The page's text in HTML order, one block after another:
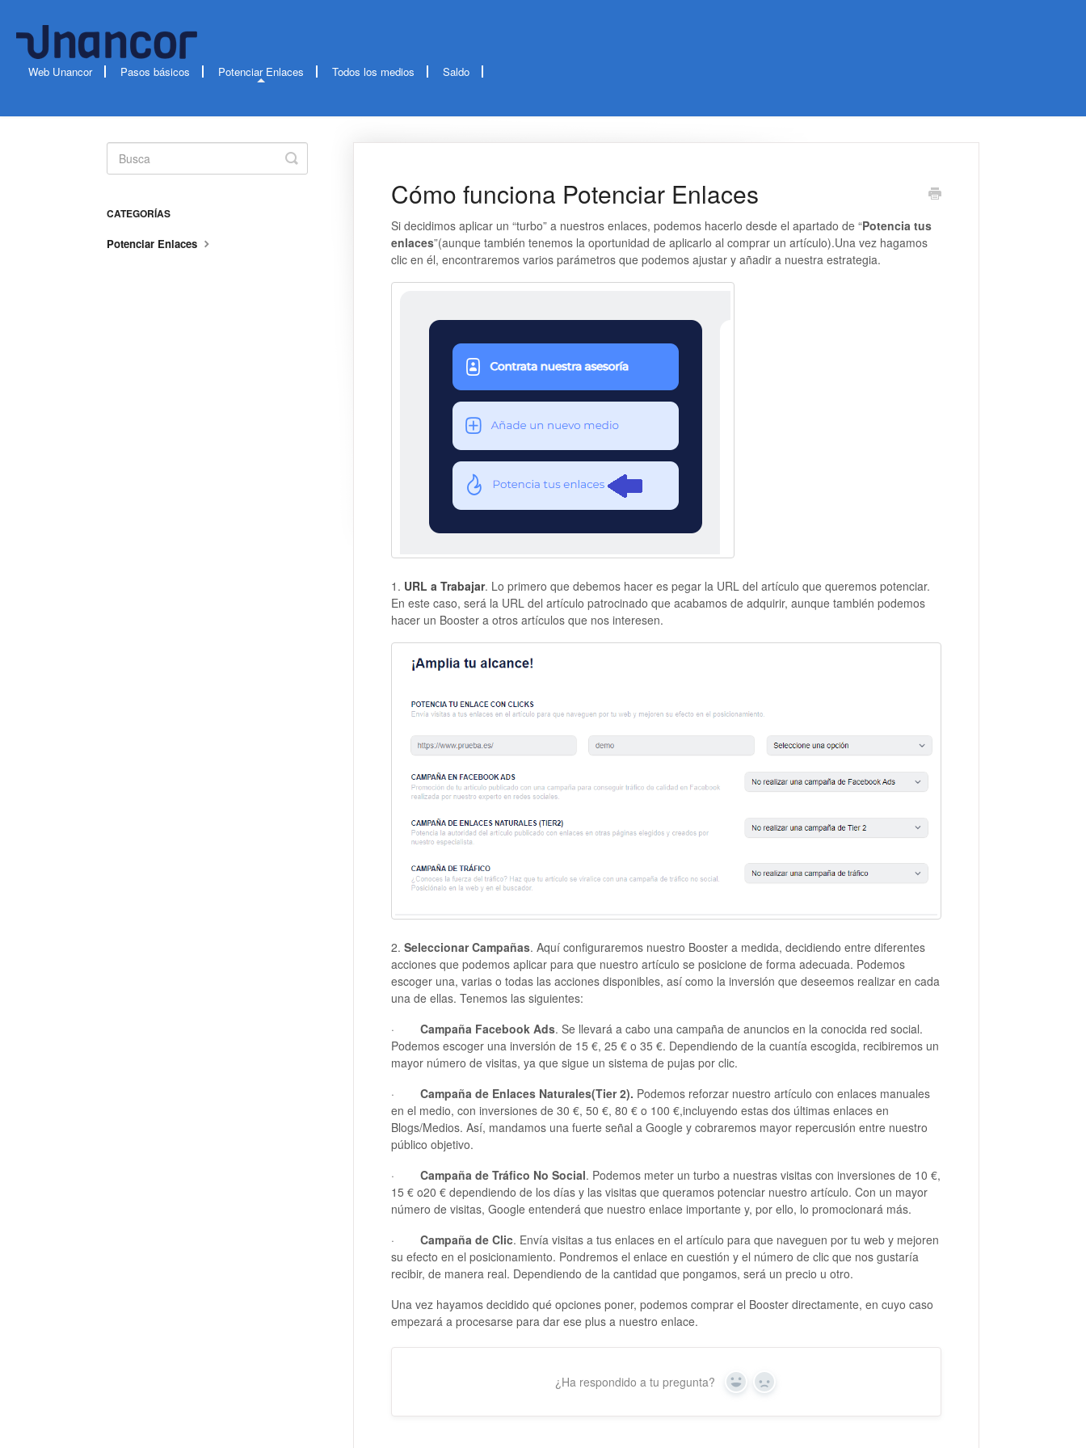
Web Unancor Pasos básicos Potenciar Enlaces Todos los medios Saldo
Cómo funciona Potenciar Enlaces
Si decidimos aplicar un “turbo” a nuestros enlaces, podemos hacerlo desde el apartado de “Potencia tus
enlaces”(aunque también tenemos la oportunidad de aplicarlo al comprar un artículo).Una vez hagamos
clic en él, encontraremos varios parámetros que podemos ajustar y añadir a nuestra estrategia.
1. URL a Trabajar. Lo primero que debemos hacer es pegar la URL del artículo que queremos potenciar.
En este caso, será la URL del artículo patrocinado que acabamos de adquirir, aunque también podemos
hacer un Booster a otros artículos que nos interesen.
2. Seleccionar Campañas. Aquí configuraremos nuestro Booster a medida, decidiendo entre diferentes
acciones que podemos aplicar para que nuestro artículo se posicione de forma adecuada. Podemos
escoger una, varias o todas las acciones disponibles, así como la inversión que deseemos realizar en cada
una de ellas. Tenemos las siguientes:
· Campaña Facebook Ads. Se llevará a cabo una campaña de anuncios en la conocida red social.
Podemos escoger una inversión de 15 €, 25 € o 35 €. Dependiendo de la cuantía escogida, recibiremos un
mayor número de visitas, ya que sigue un sistema de pujas por clic.
· Campaña de Enlaces Naturales(Tier 2). Podemos reforzar nuestro artículo con enlaces manuales
en el medio, con inversiones de 30 €, 50 €, 80 € o 100 €,incluyendo estas dos últimas enlaces en
Blogs/Medios. Así, mandamos una fuerte señal a Google y cobraremos mayor repercusión entre nuestro
público objetivo.
· Campaña de Tráfico No Social. Podemos meter un turbo a nuestras visitas con inversiones de 10 €,
15 € o20 € dependiendo de los días y las visitas que queramos potenciar nuestro artículo. Con un mayor
número de visitas, Google entenderá que nuestro enlace importante y, por ello, lo promocionará más.
· Campaña de Clic. Envía visitas a tus enlaces en el artículo para que naveguen por tu web y mejoren
su efecto en el posicionamiento. Pondremos el enlace en cuestión y el número de clic que nos gustaría
recibir, de manera real. Dependiendo de la cantidad que pongamos, será un precio u otro.
Una vez hayamos decidido qué opciones poner, podemos comprar el Booster directamente, en cuyo caso
empezará a procesarse para dar ese plus a nuestro enlace.
¿Ha respondido a tu pregunta? Yes No
Toggle
Search
CATEGORÍAS
Potenciar Enlaces